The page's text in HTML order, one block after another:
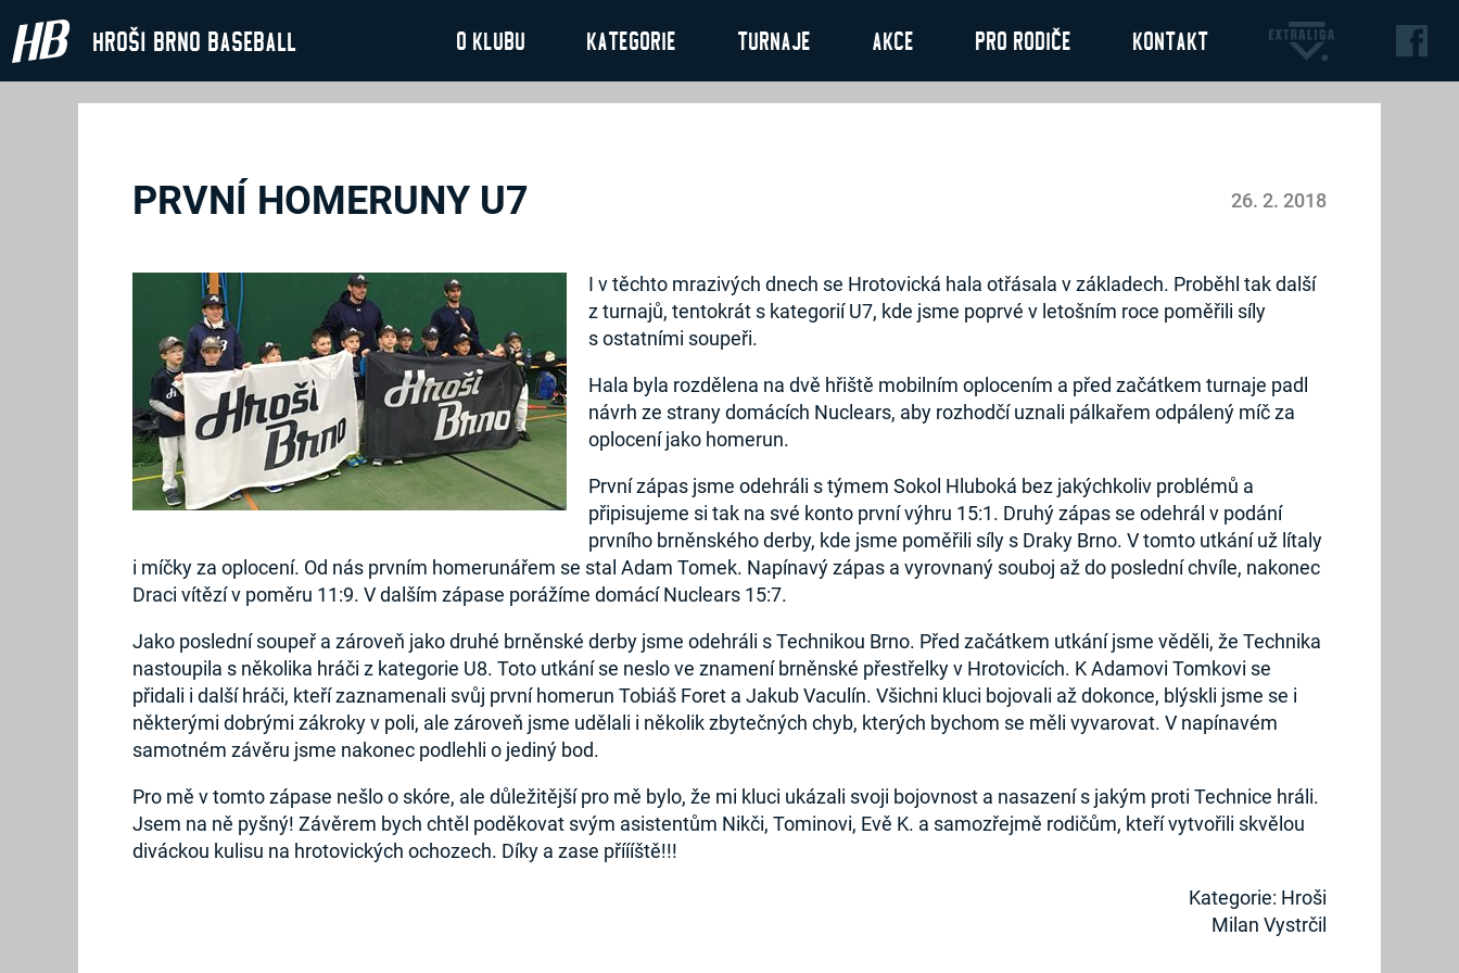
Hroši Brno Baseball O klubu Kategorie Turnaje Akce Pro rodiče Kontakt
26. 2. 2018
PRVNÍ HOMERUNY U7
I v těchto mrazivých dnech se Hrotovická hala otřásala v základech. Proběhl tak další
z turnajů, tentokrát s kategorií U7, kde jsme poprvé v letošním roce poměřili síly
s ostatními soupeři.
Hala byla rozdělena na dvě hřiště mobilním oplocením a před začátkem turnaje padl
návrh ze strany domácích Nuclears, aby rozhodčí uznali pálkařem odpálený míč za
oplocení jako homerun.
První zápas jsme odehráli s týmem Sokol Hluboká bez jakýchkoliv problémů a
připisujeme si tak na své konto první výhru 15:1. Druhý zápas se odehrál v podání
prvního brněnského derby, kde jsme poměřili síly s Draky Brno. V tomto utkání už lítaly
i míčky za oplocení. Od nás prvním homerunářem se stal Adam Tomek. Napínavý zápas a vyrovnaný souboj až do poslední chvíle, nakonec
Draci vítězí v poměru 11:9. V dalším zápase porážíme domácí Nuclears 15:7.
Jako poslední soupeř a zároveň jako druhé brněnské derby jsme odehráli s Technikou Brno. Před začátkem utkání jsme věděli, že Technika
nastoupila s několika hráči z kategorie U8. Toto utkání se neslo ve znamení brněnské přestřelky v Hrotovicích. K Adamovi Tomkovi se
přidali i další hráči, kteří zaznamenali svůj první homerun Tobiáš Foret a Jakub Vaculín. Všichni kluci bojovali až dokonce, blýskli jsme se i
některými dobrými zákroky v poli, ale zároveň jsme udělali i několik zbytečných chyb, kterých bychom se měli vyvarovat. V napínavém
samotném závěru jsme nakonec podlehli o jediný bod.
Pro mě v tomto zápase nešlo o skóre, ale důležitější pro mě bylo, že mi kluci ukázali svoji bojovnost a nasazení s jakým proti Technice hráli.
Jsem na ně pyšný! Závěrem bych chtěl poděkovat svým asistentům Nikči, Tominovi, Evě K. a samozřejmě rodičům, kteří vytvořili skvělou
diváckou kulisu na hrotovických ochozech. Díky a zase příííště!!!
Kategorie: Hroši
Milan Vystrčil